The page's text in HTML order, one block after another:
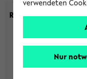
Raumkriterien:
max. Plätze:
verwendeten
Nur